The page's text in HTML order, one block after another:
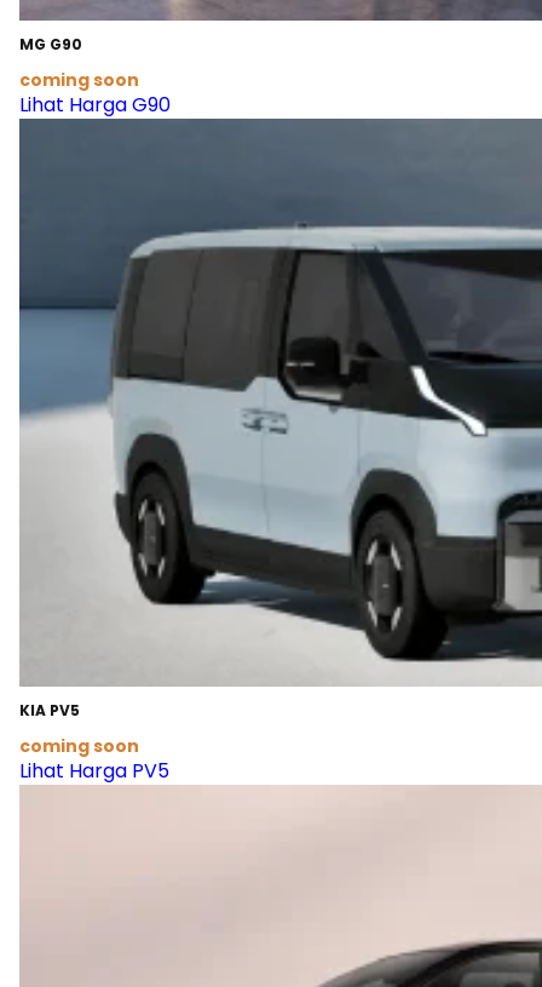
MG G90
coming soon
Lihat Harga G90
KIA PV5
coming soon
Lihat Harga PV5